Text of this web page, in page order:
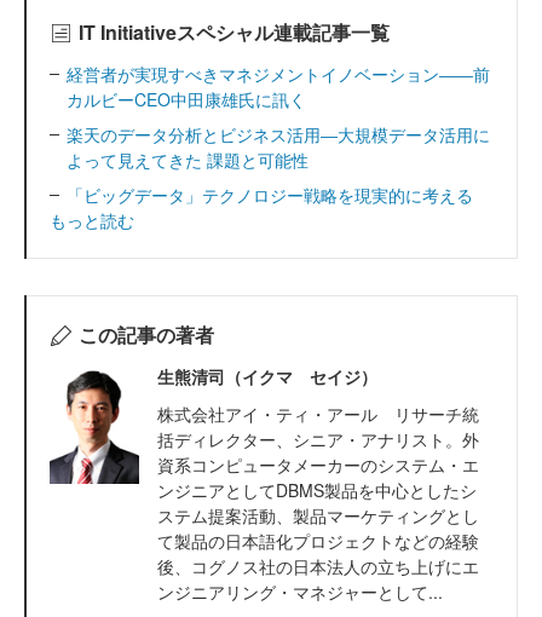
IT Initiativeスペシャル連載記事一覧
経営者が実現すべきマネジメントイノベーション――前
カルビーCEO中田康雄氏に訊く
楽天のデータ分析とビジネス活用―大規模データ活用に
よって見えてきた 課題と可能性
「ビッグデータ」テクノロジー戦略を現実的に考える
もっと読む
この記事の著者
生熊清司（イクマ セイジ）
株式会社アイ・ティ・アール リサーチ統
括ディレクター、シニア・アナリスト。外
資系コンピュータメーカーのシステム・エ
ンジニアとしてDBMS製品を中心としたシ
ステム提案活動、製品マーケティングとし
て製品の日本語化プロジェクトなどの経験
後、コグノス社の日本法人の立ち上げにエ
ンジニアリング・マネジャーとして...